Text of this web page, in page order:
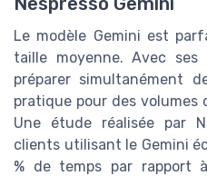
Le modèle Gemini est
taille moyenne. Avec
préparer simultanément
pratique pour des volumes
Une étude réalisée par
clients utilisant le Gemini
% de temps par rapport